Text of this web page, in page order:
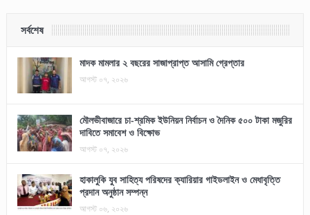
সর্বশেষ
মাদক মামলার ২ বছরের সাজাপ্রাপ্ত আসামি গ্রেপ্তার
আগস্ট ০৭, ২০২৬
মৌলভীবাজারে চা-শ্রমিক ইউনিয়ন নির্বাচন ও দৈনিক ৫০০ টাকা মজুরির
দাবিতে সমাবেশ ও বিক্ষোভ
আগস্ট ০৭, ২০২৬
হাকালুকি যুব সাহিত্য পরিষদের ক্যারিয়ার গাইডলাইন ও মেধাবৃত্তি
প্রদান অনুষ্ঠান সম্পন্ন
আগস্ট ০৬, ২০২৬